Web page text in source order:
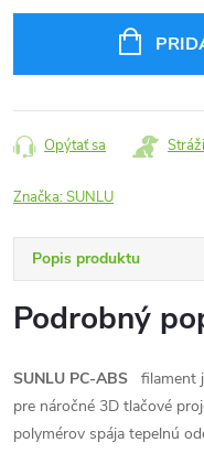
Opýtať sa
Značka:SUNLU
Popis produktu
Podrobný
SUNLU PC-ABS
filament
pre náročné 3D tlačové
polymérov spája tepelnú